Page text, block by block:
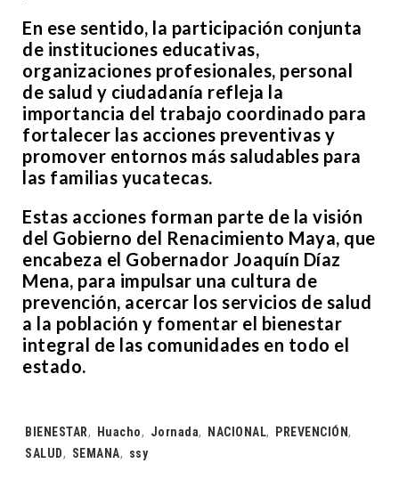
En ese sentido, la participación conjunta
de instituciones educativas,
organizaciones profesionales, personal
de salud y ciudadanía refleja la
importancia del trabajo coordinado para
fortalecer las acciones preventivas y
promover entornos más saludables para
las familias yucatecas.
Estas acciones forman parte de la visión
del Gobierno del Renacimiento Maya, que
encabeza el Gobernador Joaquín Díaz
Mena, para impulsar una cultura de
prevención, acercar los servicios de salud
a la población y fomentar el bienestar
integral de las comunidades en todo el
estado.
Tags:
BIENESTAR, Huacho, Jornada, NACIONAL, PREVENCIÓN,
SALUD, SEMANA, ssy